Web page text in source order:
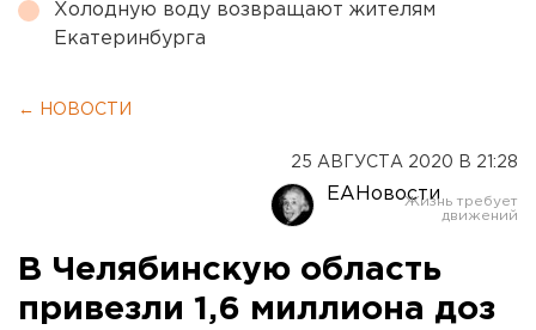
Холодную воду возвращают жителям
Екатеринбурга
← НОВОСТИ
25 АВГУСТА 2020 В 21:28
ЕАНовости
В Челябинскую область
привезли 1,6 миллиона доз